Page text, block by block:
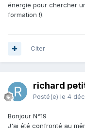
énergie pour chercher
formation !).
Citer
richard
Posté(e) le 4
Bonjour N°19
J'ai été confronté au